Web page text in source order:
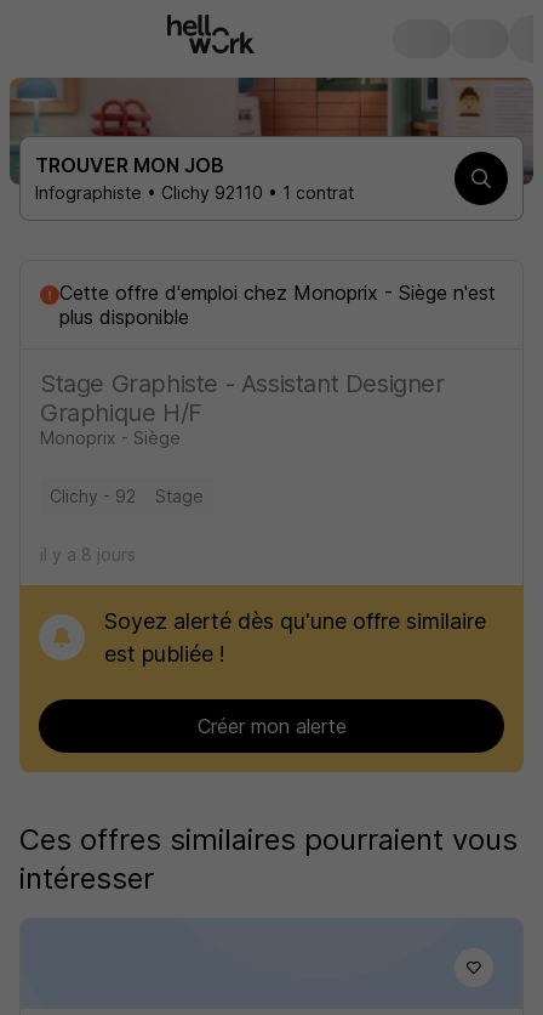
TROUVER MON JOB
Infographiste • Clichy 92110 • 1 contrat
Cette offre d'emploi chez Monoprix - Siège n'est
plus disponible
Stage Graphiste - Assistant Designer
Graphique H/F
Monoprix - Siège
Clichy - 92 Stage
il y a 8 jours
Soyez alerté dès qu'une offre similaire
est publiée !
Créer mon alerte
Ces offres similaires pourraient vous
intéresser